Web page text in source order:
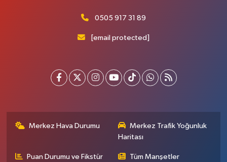
0505 917 31 89
[email protected]
Merkez Hava Durumu
Merkez Trafik Yoğunluk
Haritası
Puan Durumu ve Fikstür Tüm Manşetler